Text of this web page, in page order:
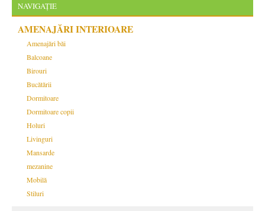
NAVIGAȚIE
AMENAJĂRI INTERIOARE
Amenajări băi
Balcoane
Birouri
Bucătării
Dormitoare
Dormitoare copii
Holuri
Livinguri
Mansarde
mezanine
Mobilă
Stiluri